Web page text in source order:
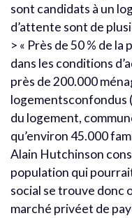
sont candidats à un
d’attente sont de
> « Près de 50 % de
dans les conditions
près de 200.000
logementsconfondus
du logement,
qu’environ 45.000
Alain Hutchinson
population qui
social se trouve donc
marché privéet de